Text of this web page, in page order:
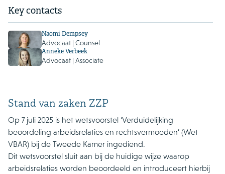
Key contacts
Naomi Dempsey
Advocaat | Counsel
Anneke Verbeek
Advocaat | Associate
Stand van zaken ZZP
Op 7 juli 2025 is het wetsvoorstel ‘Verduidelijking
beoordeling arbeidsrelaties en rechtsvermoeden’ (Wet
VBAR) bij de Tweede Kamer ingediend.
Dit wetsvoorstel sluit aan bij de huidige wijze waarop
arbeidsrelaties worden beoordeeld en introduceert hierbij